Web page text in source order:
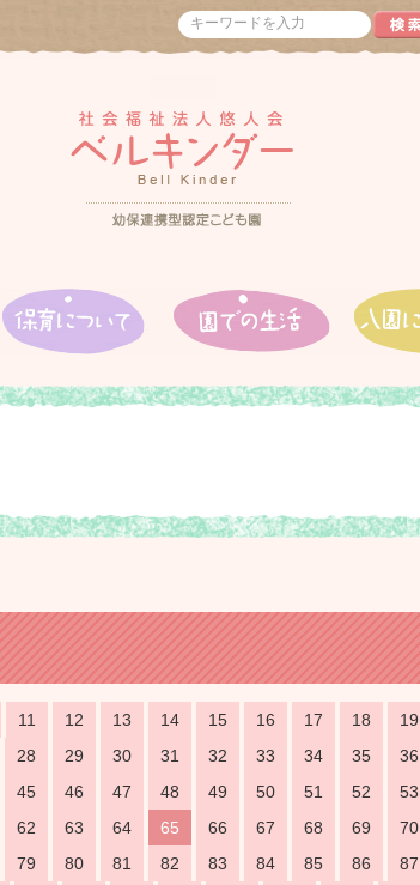
11 12 13 14 15 16 17 18
19
28 29 30 31 32 33 34 35
36
45 46 47 48 49 50 51 52
53
62 63 64 65 66 67 68 69
70
79 80 81 82 83 84 85 86
87